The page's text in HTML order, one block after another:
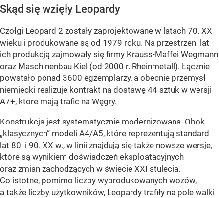
Skąd się wzięły Leopardy
Czołgi Leopard 2 zostały zaprojektowane w latach 70. XX
wieku i produkowane są od 1979 roku. Na przestrzeni lat
ich produkcją zajmowały się firmy Krauss-Maffei Wegmann
oraz Maschinenbau Kiel (od 2000 r. Rheinmetall). Łącznie
powstało ponad 3600 egzemplarzy, a obecnie przemysł
niemiecki realizuje kontrakt na dostawę 44 sztuk w wersji
A7+, które mają trafić na Węgry.
Konstrukcja jest systematycznie modernizowana. Obok
„klasycznych” modeli A4/A5, które reprezentują standard
lat 80. i 90. XX w., w linii znajdują się także nowsze wersje,
które są wynikiem doświadczeń eksploatacyjnych
oraz zmian zachodzących w świecie XXI stulecia.
Co istotne, pomimo liczby wyprodukowanych wozów,
a także liczby użytkowników, Leopardy trafiły na pole walki